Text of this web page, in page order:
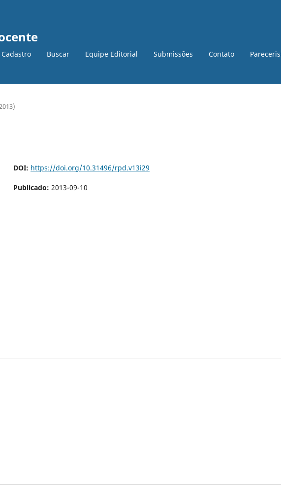
Cadastro Buscar Equipe Editorial Submissões Contato
DOI: https://doi.org/10.31496/rpd.v13i29
Publicado: 2013-09-10